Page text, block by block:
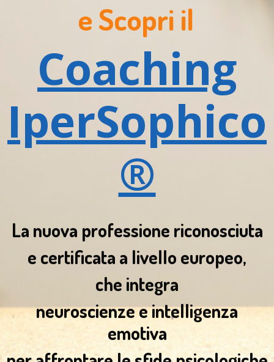
e Scopri il
Coaching
IperSophico
®
La nuova professione riconosciuta
e certificata a livello europeo,
che integra
neuroscienze e intelligenza
emotiva